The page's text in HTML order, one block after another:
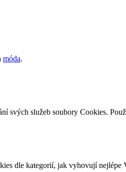
móda.
svých služeb soubory Cookies.
dle kategorií, jak vyhovují nejlépe